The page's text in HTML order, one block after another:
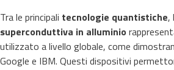
Tra le principali tecnologie quantistiche,
superconduttiva in alluminio
utilizzato a livello globale, come
Google e IBM. Questi dispositivi